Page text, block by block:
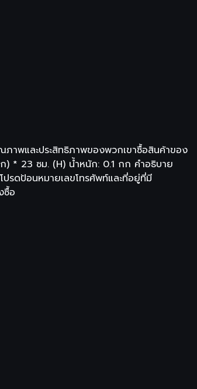
าพและประสิทธิภาพของพวกเขาซื้อสินค้าของ
) * 23 ซม. (H) น้ำหนัก: 0.1 กก คำอธิบาย
รดป้อนหมายเลขโทรศัพท์และที่อยู่ที่มี
ซื้อ